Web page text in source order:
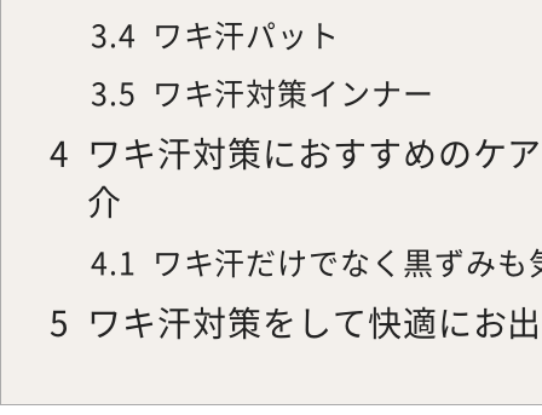
3.4 ワキ汗パット
3.5 ワキ汗対策インナー
4 ワキ汗対策におすすめのケ
介
4.1 ワキ汗だけでなく黒ずみ
5 ワキ汗対策をして快適にお